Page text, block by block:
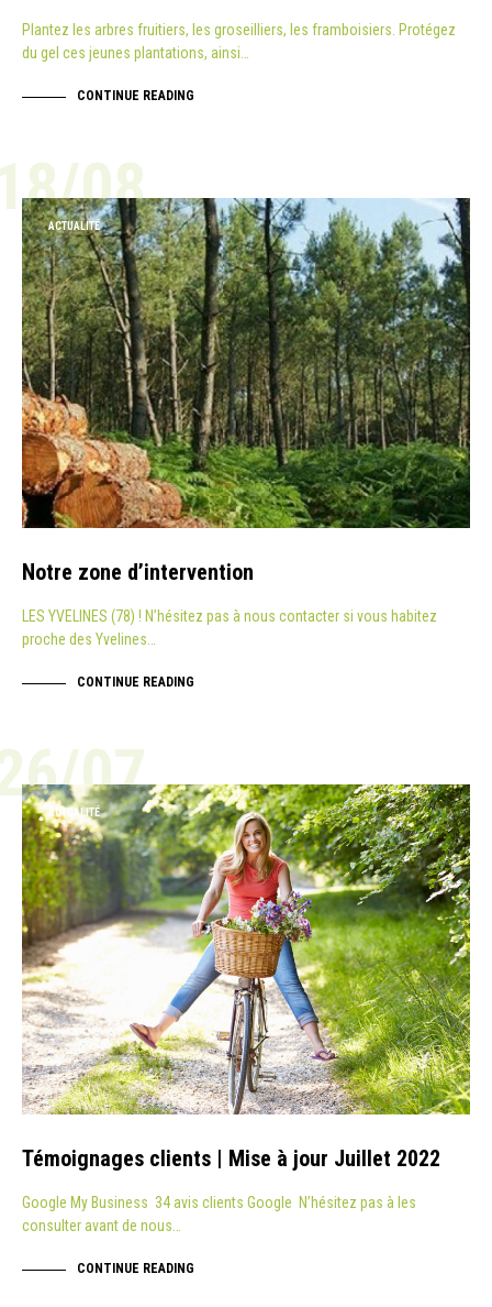
Plantez les arbres fruitiers, les groseilliers, les framboisiers. Protégez
du gel ces jeunes plantations, ainsi…
CONTINUE READING
08
ACTUALITÉ
Notre zone d’intervention
LES YVELINES (78) ! N’hésitez pas à nous contacter si vous habitez
proche des Yvelines…
CONTINUE READING
07
ACTUALITÉ
Témoignages clients | Mise à jour Juillet 2022
Google My Business 34 avis clients Google N’hésitez pas à les
consulter avant de nous…
CONTINUE READING